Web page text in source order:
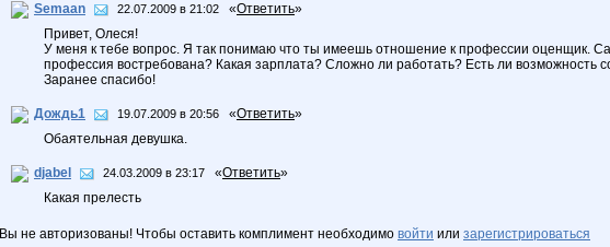
Semaan 22.07.2009 в 21:02 «Ответить»
Привет, Олеся!
У меня к тебе вопрос. Я так понимаю что ты имеешь отношение к профессии оценщик.
профессия востребована? Какая зарплата? Сложно ли работать? Есть ли возможность
Заранее спасибо!
Дождь1 19.07.2009 в 20:56 «Ответить»
Обаятельная девушка.
djabel 24.03.2009 в 23:17 «Ответить»
Какая прелесть
Вы не авторизованы! Чтобы оставить комплимент необходимо войти или зарегистрироваться